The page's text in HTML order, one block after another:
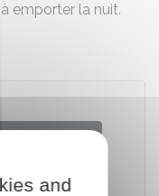
emporter la nuit.
and